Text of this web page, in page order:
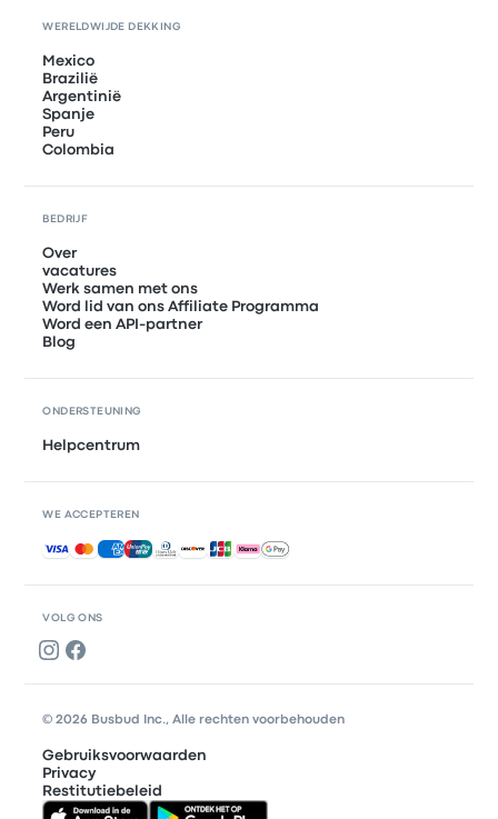
VOLG ONS
WERELDWIJDE DEKKING
Mexico
Brazilië
Argentinië
Spanje
Peru
Colombia
BEDRIJF
Over
vacatures
Werk samen met ons
Word lid van ons Affiliate Programma
Word een API-partner
Blog
ONDERSTEUNING
Helpcentrum
WE ACCEPTEREN
Geaccepteerde betalingen
© 2026 Busbud Inc., Alle rechten voorbehouden
Gebruiksvoorwaarden
Privacy
Restitutiebeleid